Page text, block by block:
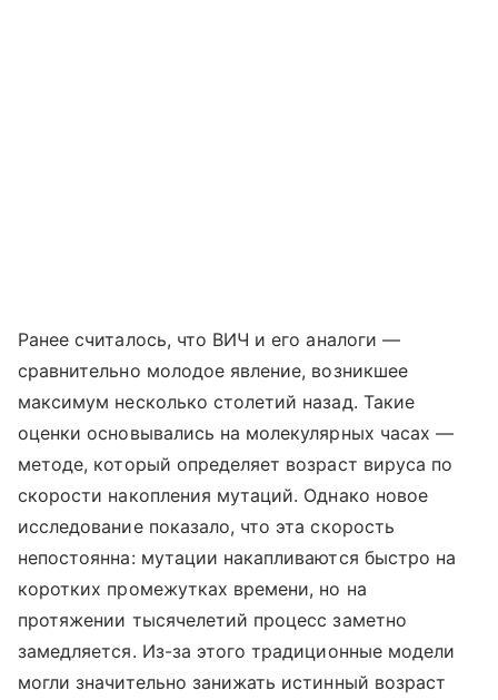
Ранее считалось, что ВИЧ и его аналоги —
сравнительно молодое явление, возникшее
максимум несколько столетий назад. Такие
оценки основывались на молекулярных часах —
методе, который определяет возраст вируса по
скорости накопления мутаций. Однако новое
исследование показало, что эта скорость
непостоянна: мутации накапливаются быстро на
коротких промежутках времени, но на
протяжении тысячелетий процесс заметно
замедляется. Из-за этого традиционные модели
могли значительно занижать истинный возраст